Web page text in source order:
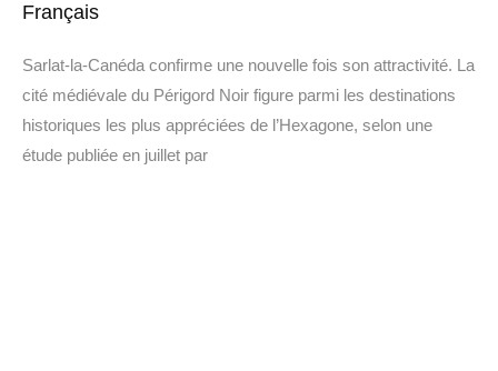
Français
Sarlat-la-Canéda confirme une nouvelle fois son attractivité. La
cité médiévale du Périgord Noir figure parmi les destinations
historiques les plus appréciées de l’Hexagone, selon une
étude publiée en juillet par